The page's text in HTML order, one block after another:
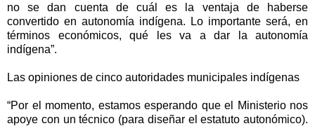
no se dan cuenta de cuál es la ventaja de haberse
convertido en autonomía indígena. Lo importante será, en
términos económicos, qué les va a dar la autonomía
indígena”.
Las opiniones de cinco autoridades municipales indígenas
“Por el momento, estamos esperando que el Ministerio nos
apoye con un técnico (para diseñar el estatuto autonómico).